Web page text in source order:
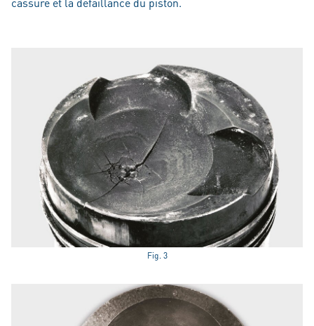
Fig. 3